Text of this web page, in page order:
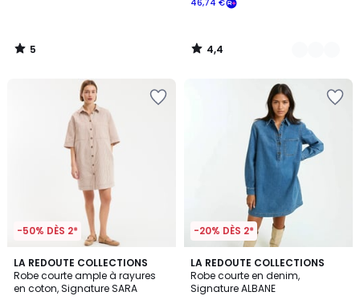
5
/
46,74 €
4,4
/
-50% DÈS 2*
LA REDOUTE COLLECTIONS
Robe courte ample à rayures
en coton, Signature SARA
3
/
5
-20% DÈS 2*
LA REDOUTE COLLECTIONS
Robe courte en denim,
Signature ALBANE
4,6
/ 5
2
Couleurs